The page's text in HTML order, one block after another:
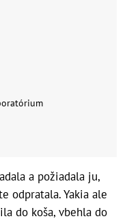
a požiadala ju,
odpratala. Yakia ale
do koša, vbehla do